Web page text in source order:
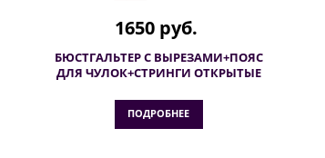
1650 руб.
БЮСТГАЛЬТЕР C ВЫРЕЗАМИ+ПОЯС
ДЛЯ ЧУЛОК+СТРИНГИ ОТКРЫТЫЕ
ПОДРОБНЕЕ